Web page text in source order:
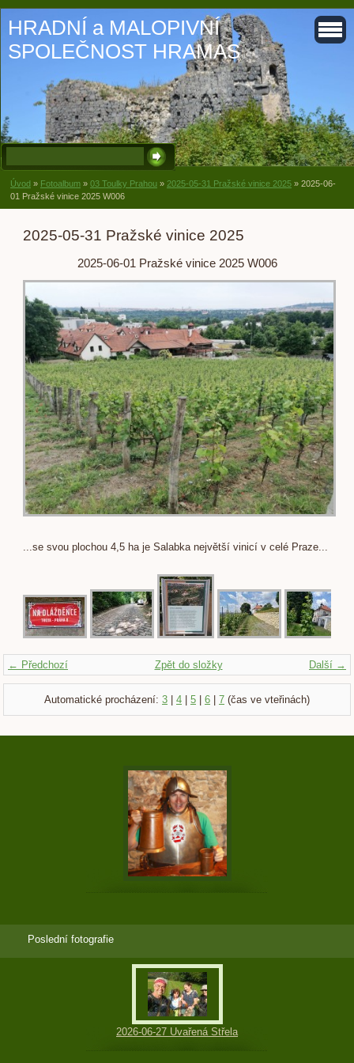
HRADNÍ a MALOPIVNÍ
SPOLEČNOST HRAMAS
Úvod » Fotoalbum » 03 Toulky Prahou » 2025-05-31 Pražské vinice 2025 » 2025-06-
01 Pražské vinice 2025 W006
2025-05-31 Pražské vinice 2025
2025-06-01 Pražské vinice 2025 W006
...se svou plochou 4,5 ha je Salabka největší vinicí v celé Praze...
← Předchozí Další →
Zpět do složky
Automatické procházení: 3 | 4 | 5 | 6 | 7 (čas ve vteřinách)
Poslední fotografie
2026-06-27 Uvařená Střela